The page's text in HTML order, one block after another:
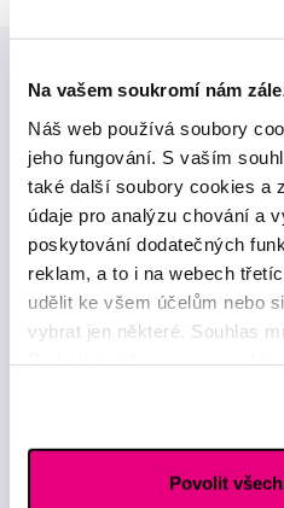
Na vašem soukromí nám
Náš web používá soubory
jeho fungování. S vaším
také další soubory cookies a
údaje pro analýzu chování a
poskytování dodatečných
reklam, a to i na webech
udělit ke všem účelům nebo
vybrat jen některé. Souhlas
Povolit
Novinky a nabídky